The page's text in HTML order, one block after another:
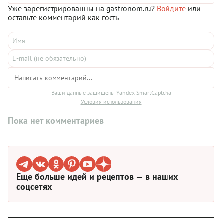
коем случае. Приготовьте этот пирог по нашему рецепту и
скорее зовите близких к столу!
Уже зарегистрированны на gastronom.ru? Войдите или
оставьте комментарий как гость
Ваши данные защищены Yandex SmartCaptcha
Условия использования
Пока нет комментариев
Еще больше идей и рецептов — в наших
соцсетях